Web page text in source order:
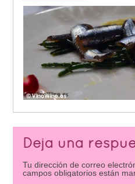
Deja una
Tu dirección de correo
campos obligatorios están